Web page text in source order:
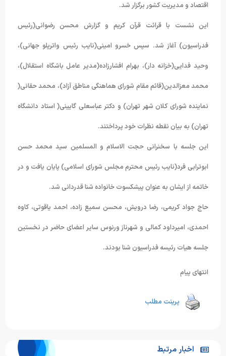
اقتصاد و مدیریت کشور برگزار شد.
این نشست با قرائت قرآن کریم و گزارش محسن رضوانی(رئیس
فدراسیون) آغاز شد. سپس خسرو امینی(نایب رئیس واترپلو جهانی)،
وحید فدایی(خزانه دار)، بهرام افشارزاده(مدیر عامل باشگاه استقلال)،
محمد معزالدین(قائم مقام شورای هماهنگی مناطق آزاد)، محمد حقانی(
نماینده شورای کلان شهر تهران) و دکتر عباسعلی گایینی( استاد دانشگاه
تهران) به بیان نقطه نظرات خود پرداختند.
این جلسه با سخنرانی حجت الاسلام و المسلمین سید محمد حسن
ابوترابی فرد(نایب رئیس محترم مجلس شورای اسلامی) پایان یافت و در
خاتمه از ایشان به عنوان پیشکسوت خانواده شنا قدردانی شد.
حاج جواد کریمی، رضا درویش، محسن سمیع زاده، احمد یاقوتی، کاوه
احمدی، امیرداود کمالی و شهرناز ورنوس سایر اعضای حاضر در نخستین
جلسه هیات رئیسه فدراسیون شنا بودند.
انتهای پیام
پرینت مطلب
اخبار مرتبط